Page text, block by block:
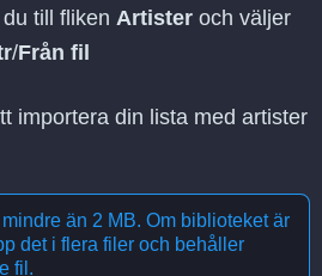
till fliken Artister och väljer
/Från fil
importera din lista med artister
än 2 MB. Om biblioteket är
det i flera filer och behåller
fil.